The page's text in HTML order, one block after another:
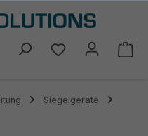
Du hast 0
Siegelgeräte